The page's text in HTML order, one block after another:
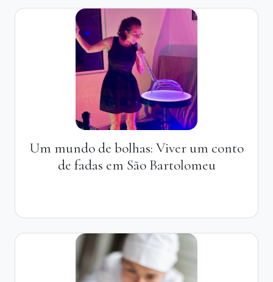
Um mundo de bolhas: Viver um conto
de fadas em São Bartolomeu